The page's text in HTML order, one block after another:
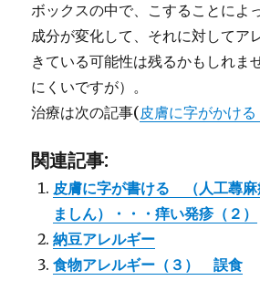
ボックスの中で、こすることによ
成分が変化して、それに対してア
きている可能性は残るかもしれま
にくいですが）。
治療は次の記事(皮膚に字がかける
関連記事:
皮膚に字が書ける （人工蕁麻
ましん）・・・痒い発疹（２）
納豆アレルギー
食物アレルギー（３） 誤食